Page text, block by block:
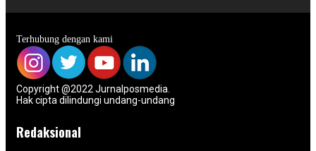
Terhubung dengan kami
Copyright @2022 Jurnalposmedia.
Hak cipta dilindungi undang-undang
Redaksional